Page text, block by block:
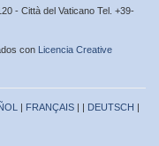
- Città del Vaticano Tel. +39-
con Licencia Creative
| FRANÇAIS | | DEUTSCH |